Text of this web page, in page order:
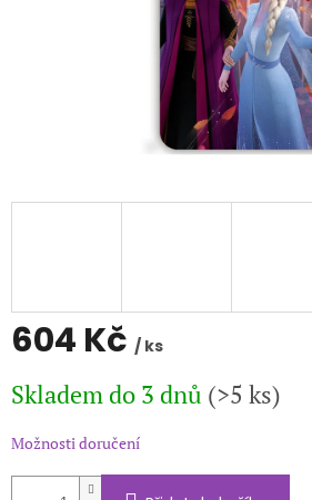
604 Kč / ks
cena:
Skladem do 3 dnů (>5 ks)
Možnosti doručení